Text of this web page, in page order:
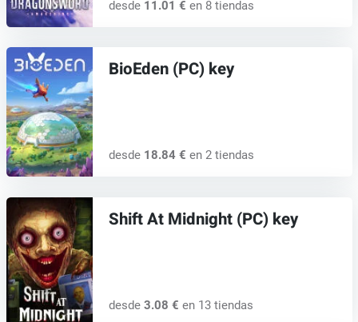
desde 11.01 € en 8 tiendas
BioEden (PC) key
desde 18.84 € en 2 tiendas
Shift At Midnight (PC) key
desde 3.08 € en 13 tiendas